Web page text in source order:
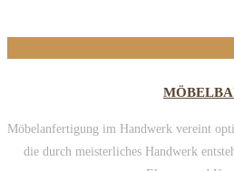
Möbelanfertigung im Handwerk vereint
die durch meisterliches Handwerk